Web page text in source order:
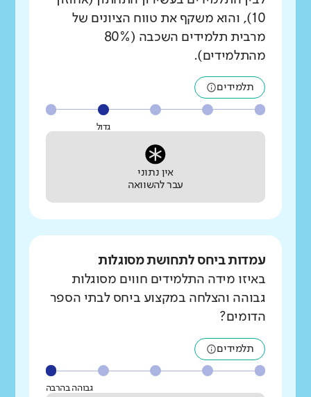
10), והוא משקף את טווח הציונים של
מרבית תלמידים השכבה (80%
מהתלמידים).
תלמידים
גדול
אין נתוני
עבר להשוואה
עמדות ביחס לתחושת מסוגלות
באיזו מידה התלמידים חווים מסוגלות
גבוהה והצלחה במקצוע ביחס לבתי הספר
הדומים?
תלמידים
גבוהה בהרבה